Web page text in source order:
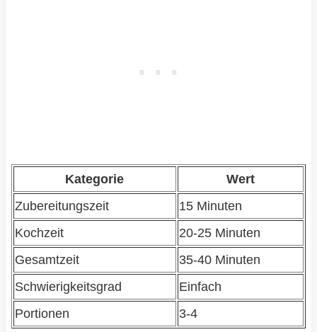
Kategorie
Wert
Zubereitungszeit
15 Minuten
Kochzeit
20-25 Minuten
Gesamtzeit
35-40 Minuten
Schwierigkeitsgrad
Einfach
Portionen
3-4